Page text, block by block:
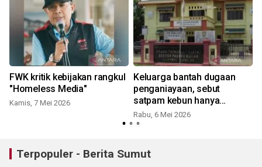
FWK kritik kebijakan rangkul
"Homeless Media"
Kamis, 7 Mei 2026
Keluarga bantah dugaan
penganiayaan, sebut
satpam kebun hanya
amankan terduga pencuri
sawit
Rabu, 6 Mei 2026
Terpopuler - Berita Sumut